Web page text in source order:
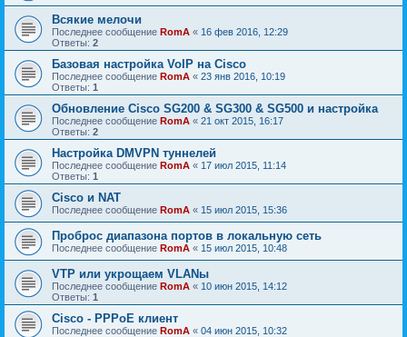
Всякие мелочи
Последнее сообщение RomA « 16 фев 2016, 12:29
Ответы: 2
Базовая настройка VoIP на Cisco
Последнее сообщение RomA « 23 янв 2016, 10:19
Ответы: 1
Обновление Cisco SG200 & SG300 & SG500 и настройка
Последнее сообщение RomA « 21 окт 2015, 16:17
Ответы: 2
Настройка DMVPN туннелей
Последнее сообщение RomA « 17 июл 2015, 11:14
Ответы: 1
Cisco и NAT
Последнее сообщение RomA « 15 июл 2015, 15:36
Проброс диапазона портов в локальную сеть
Последнее сообщение RomA « 15 июл 2015, 10:48
VTP или укрощаем VLANы
Последнее сообщение RomA « 10 июн 2015, 14:12
Ответы: 1
Cisco - PPPoE клиент
Последнее сообщение RomA « 04 июн 2015, 10:32